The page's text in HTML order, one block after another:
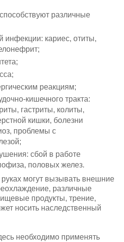
различные
инфекции: кариес, отиты,
реакциям;
кишечного тракта:
гастриты, колиты,
кишки, болезни
проблемы с
сбой в работе
половых желез.
могут вызывать внешние
различные
продукты, трение,
носить наследственный
необходимо применять